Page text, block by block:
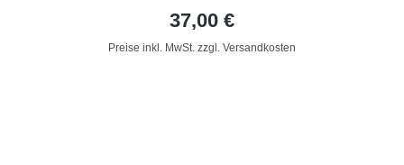
37,00 €
Preise inkl. MwSt. zzgl. Versandkosten